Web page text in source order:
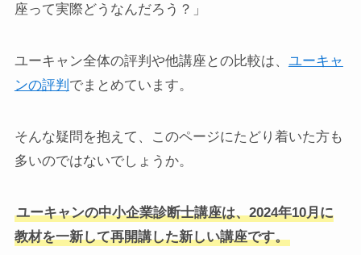
座って実際どうなんだろう？」
ユーキャン全体の評判や他講座との比較は、 ユーキャ
ンの評判 でまとめています。
そんな疑問を抱えて、このページにたどり着いた方も
多いのではないでしょうか。
ユーキャンの中小企業診断士講座は、2024年10月に
教材を一新して再開講した新しい講座です。